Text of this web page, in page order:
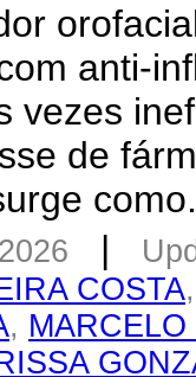
anti-
vezes
de
|
COSTA
,